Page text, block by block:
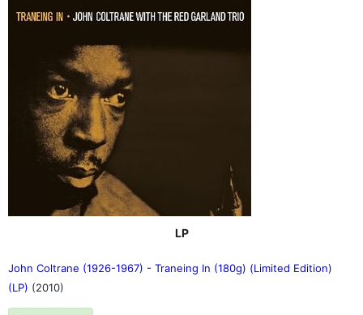
LP
John Coltrane (1926-1967) - Traneing In (180g) (Limited Edition)
(LP) (2010)